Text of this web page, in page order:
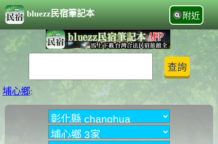
bluezz民宿筆記本 附近
埔心鄉: